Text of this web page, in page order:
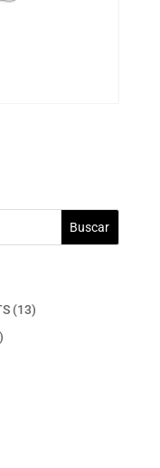
Buscar
1313